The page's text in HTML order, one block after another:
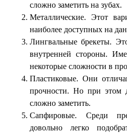
сложно заметить на зубах.
Металлические. Этот
наиболее доступных на
Лингвальные брекеты.
внутренней стороны.
некоторые сложности в
Пластиковые. Они
прочности. Но при этом
сложно заметить.
Сапфировые. Среди
довольно легко